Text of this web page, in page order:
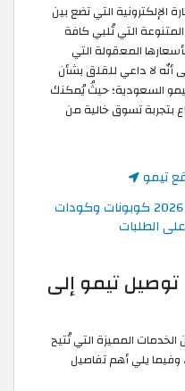
الإلكترونية التي تضع بين
التي تُلبي كافة
المعقولة التي
أنّه لا داعي للقلق بشأن
السعودية؛ حيثُ يُمكنك
بتجربة تسوق خالية من
تيمو
العودة إلى كود خصم تيمو 2026 كوبونات وكودات
تيمو إلى
المميزة التي تُتيح
يلي أهم تفاصيل